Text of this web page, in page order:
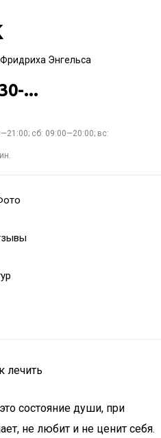
Фридриха Энгельса
...
сб: 09:00—20:00; вс:
лечить
состояние души, при
не любит и не ценит себя.